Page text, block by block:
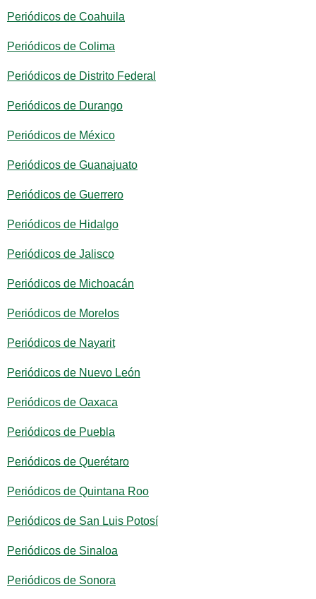
Periódicos de Coahuila
Periódicos de Colima
Periódicos de Distrito Federal
Periódicos de Durango
Periódicos de México
Periódicos de Guanajuato
Periódicos de Guerrero
Periódicos de Hidalgo
Periódicos de Jalisco
Periódicos de Michoacán
Periódicos de Morelos
Periódicos de Nayarit
Periódicos de Nuevo León
Periódicos de Oaxaca
Periódicos de Puebla
Periódicos de Querétaro
Periódicos de Quintana Roo
Periódicos de San Luis Potosí
Periódicos de Sinaloa
Periódicos de Sonora